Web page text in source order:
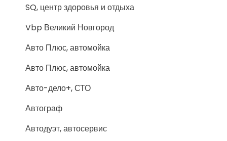
SQ, центр здоровья и отдыха
Vbp Великий Новгород
Авто Плюс, автомойка
Авто Плюс, автомойка
Авто-дело+, СТО
Автограф
Автодуэт, автосервис